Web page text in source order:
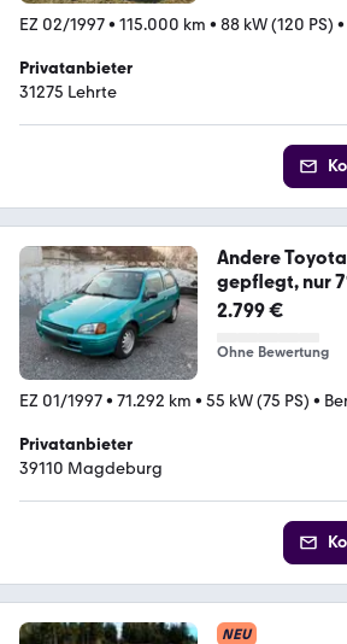
EZ 02/1997• 115.000 km • 88 kW (120 PS) •
Privatanbieter
31275 Lehrte
Andere
gepflegt, nur
2.799 €
Ohne Bewertung
EZ 01/1997• 71.292 km • 55 kW (75 PS) •
Privatanbieter
39110 Magdeburg
NEU